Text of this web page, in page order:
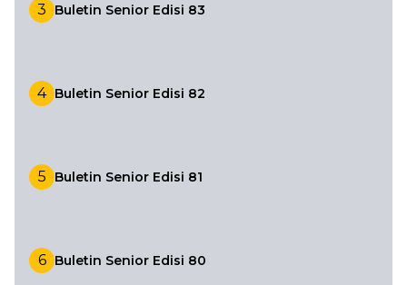
3 Buletin Senior Edisi 83
4 Buletin Senior Edisi 82
5 Buletin Senior Edisi 81
6 Buletin Senior Edisi 80